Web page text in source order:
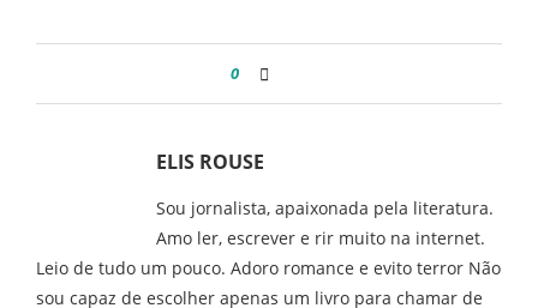
0
ELIS ROUSE
Sou jornalista, apaixonada pela literatura.
Amo ler, escrever e rir muito na internet.
Leio de tudo um pouco. Adoro romance e evito terror Não
sou capaz de escolher apenas um livro para chamar de